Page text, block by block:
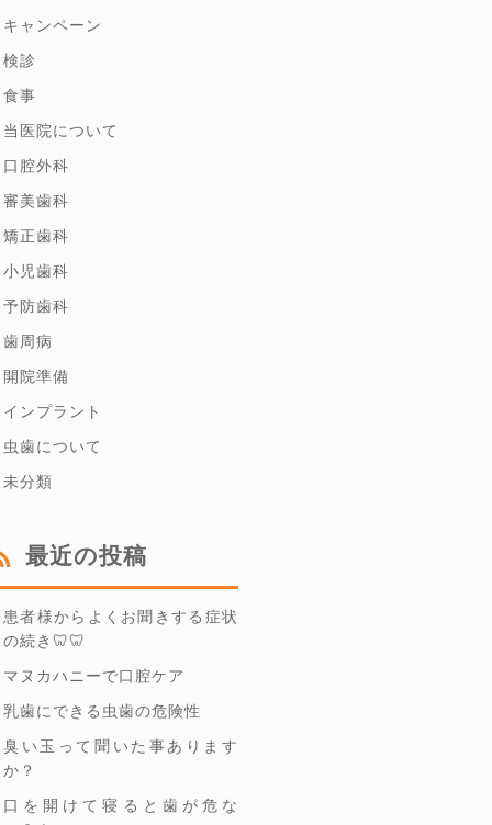
キャンペーン
検診
食事
当医院について
口腔外科
審美歯科
矯正歯科
小児歯科
予防歯科
歯周病
開院準備
インプラント
虫歯について
未分類
最近の投稿
患者様からよくお聞きする症状
の続き🦷🦷
マヌカハニーで口腔ケア
乳歯にできる虫歯の危険性
臭い玉って聞いた事あります
か？
口を開けて寝ると歯が危な